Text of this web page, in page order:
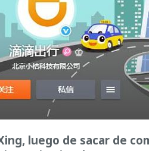
luego de sacar de